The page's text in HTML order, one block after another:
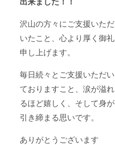
沢山の方々にご支援いただ
いたこと、心より厚く御礼
申し上げます。
毎日続々とご支援いただい
ておりますこと、涙が溢れ
るほど嬉しく、そして身が
引き締まる思いです。
ありがとうございます